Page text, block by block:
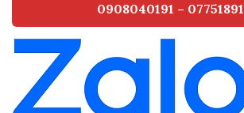
0908040191 –